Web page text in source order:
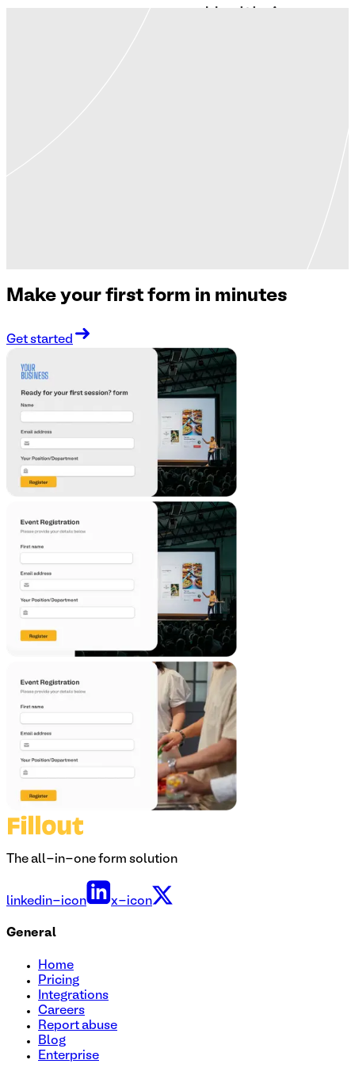
Make your first form in minutes
Get started
The all-in-one form solution
linkedin-icon x-icon
General
Home
Pricing
Integrations
Careers
Report abuse
Blog
Enterprise